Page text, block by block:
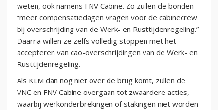
weten, ook namens FNV Cabine. Zo zullen de bonden
“meer compensatiedagen vragen voor de cabinecrew
bij overschrijding van de Werk- en Rusttijdenregeling.”
Daarna willen ze zelfs volledig stoppen met het
accepteren van cao-overschrijdingen van de Werk- en
Rusttijdenregeling.
Als KLM dan nog niet over de brug komt, zullen de
VNC en FNV Cabine overgaan tot zwaardere acties,
waarbij werkonderbrekingen of stakingen niet worden